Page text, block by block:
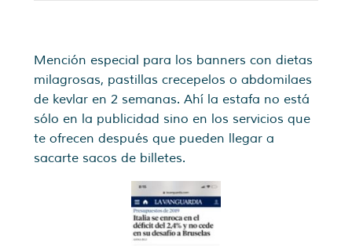
Mención especial para los banners con dietas
milagrosas, pastillas crecepelos o abdomilaes
de kevlar en 2 semanas. Ahí la estafa no está
sólo en la publicidad sino en los servicios que
te ofrecen después que pueden llegar a
sacarte sacos de billetes.